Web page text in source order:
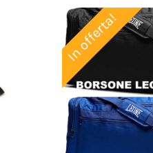
In offerta!